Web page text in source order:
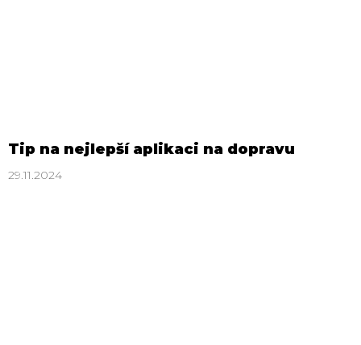
Tip na nejlepší aplikaci na dopravu
29.11.2024